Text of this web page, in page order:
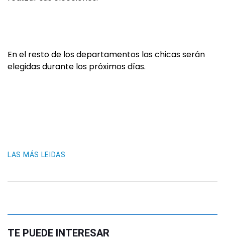
En el resto de los departamentos las chicas serán
elegidas durante los próximos días.
LAS MÁS LEIDAS
TE PUEDE INTERESAR